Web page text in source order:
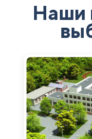
Наши